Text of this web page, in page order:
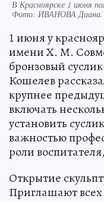
В Красноярске 1 июня
Фото: ИВАНОВА Диана.
1 июня у
имени Х. М.
бронзовый
Кошелев
крупнее
включать
установить
важностью
роли
Открытие
Приглашают